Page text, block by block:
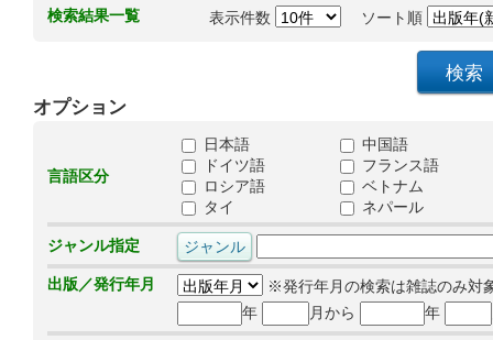
検索結果一覧 表示件数 ソート順
オプション
言語区分
日本語
中国語
ドイツ語
フランス語
ロシア語
ベトナム
タイ
ネパール
ジャンル指定
出版／発行年月
※発行年月の検索は雑誌のみ対
年
月から 年